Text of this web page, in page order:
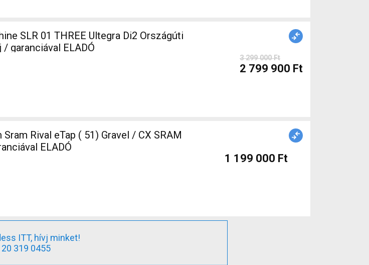
SLR 01 THREE Ultegra Di2 Országúti
garanciával ELADÓ
3 299 000 Ft
2 799 900 Ft
( 51) Gravel / CX SRAM
ELADÓ
1 199 000 Ft
ITT, hívj minket!
319 0455